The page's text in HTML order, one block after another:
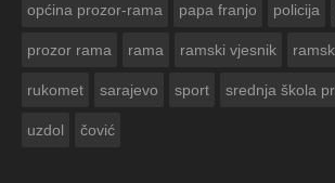
općina prozor-rama papa franjo policija
prozor rama rama ramski vjesnik
rukomet sarajevo sport srednja škola
uzdol čović